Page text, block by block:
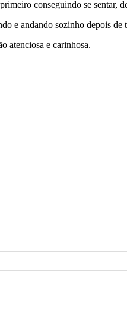
conseguindo se sentar,
e andando sozinho depois de
atenciosa e carinhosa.